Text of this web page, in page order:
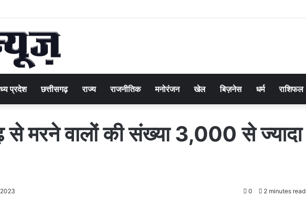
प्रदेश छत्तीसगढ़ राज्य राजनीतिक मनोरंजन खेल बिज़नेस धर्म राशिफल
से मरने वालों की संख्या 3,000 से ज्यादा
0 2 minutes read